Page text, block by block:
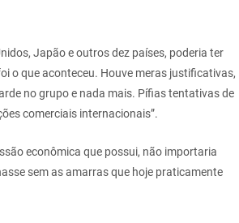
Japão e outros dez países, poderia ter
o que aconteceu. Houve meras justificativas,
no grupo e nada mais. Pífias tentativas de
comerciais internacionais”.
econômica que possui, não importaria
sem as amarras que hoje praticamente